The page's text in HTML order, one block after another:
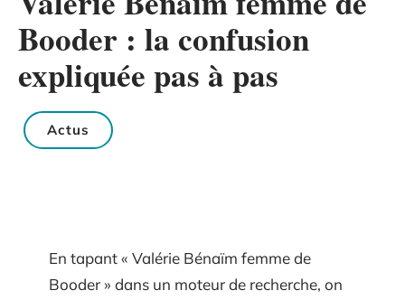
Booder : la confusion
expliquée pas à pas
Actus
En tapant « Valérie Bénaïm femme de
Booder » dans un moteur de recherche, on